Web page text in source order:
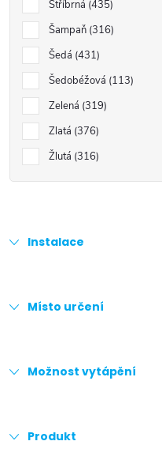
Stříbrná 435
Šampaň 316
Šedá 431
Šedobéžová 113
Zelená 319
Zlatá 376
Žlutá 316
Instalace
Místo určení
Možnost vytápění
Produkt